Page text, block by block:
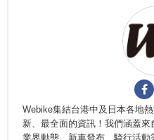
Webike集結台港中及日本各地
新、最全面的資訊！我們涵蓋
業界動態、新車發布、騎行活